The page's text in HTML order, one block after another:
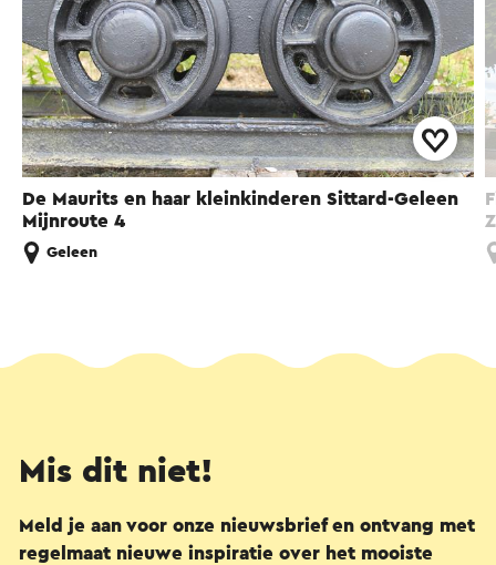
De Maurits en haar kleinkinderen Sittard-Geleen
Mijnroute 4
Geleen
Mis dit niet!
Meld je aan voor onze nieuwsbrief en ontvang met
regelmaat nieuwe inspiratie over het mooiste